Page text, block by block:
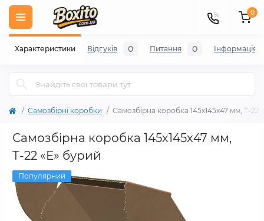
0
Самозбірні коробки Самозбірна коробка 145х145х47 мм, Т-22
Самозбірна коробка 145х145х47 мм,
Т-22 «Е» бурий
Популярний
Характеристики Відгуків 0 Питання 0 Iнформація